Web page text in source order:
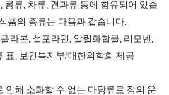
콩류, 차류, 견과류 등에 함유되어 있습
품의 종류는 다음과 같습니다.
인해 소화할 수 없는 다당류로 장의 운